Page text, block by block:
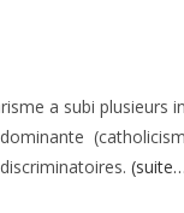
a subi plusieurs